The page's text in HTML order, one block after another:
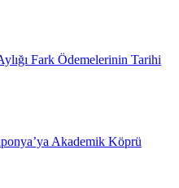
Fark Ödemelerinin Tarihi
Akademik Köprü